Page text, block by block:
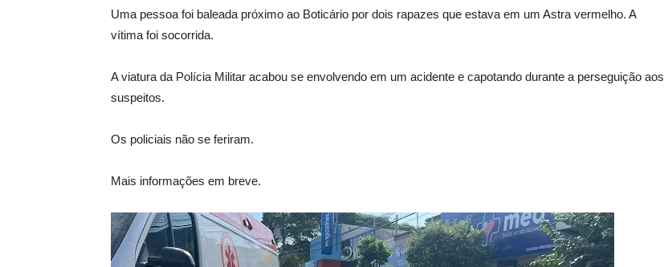
Uma pessoa foi baleada próximo ao Boticário por dois rapazes que estava em um Astra vermelho. A
vítima foi socorrida.
A viatura da Polícia Militar acabou se envolvendo em um acidente e capotando durante a perseguição aos
suspeitos.
Os policiais não se feriram.
Mais informações em breve.